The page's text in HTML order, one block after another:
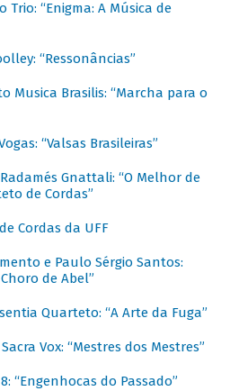
Trio: “Enigma: A Música de
“Ressonâncias”
Musica Brasilis: “Marcha para o
“Valsas Brasileiras”
Gnattali: “O Melhor de
de Cordas”
Cordas da UFF
e Paulo Sérgio Santos:
de Abel”
Quarteto: “A Arte da Fuga”
Vox: “Mestres dos Mestres”
“Engenhocas do Passado”